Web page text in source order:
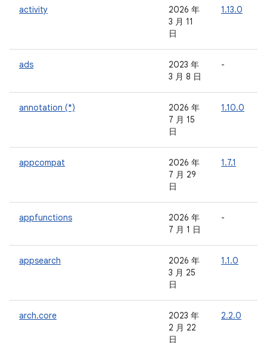
activity
2026 年
3 月 11
日
1.13.0
ads
2023 年
3 月 8 日
-
annotation (*)
2026 年
7 月 15
日
1.10.0
appcompat
2026 年
7 月 29
日
1.7.1
appfunctions
2026 年
7 月 1 日
-
appsearch
2026 年
3 月 25
日
1.1.0
arch.core
2023 年
2 月 22
日
2.2.0